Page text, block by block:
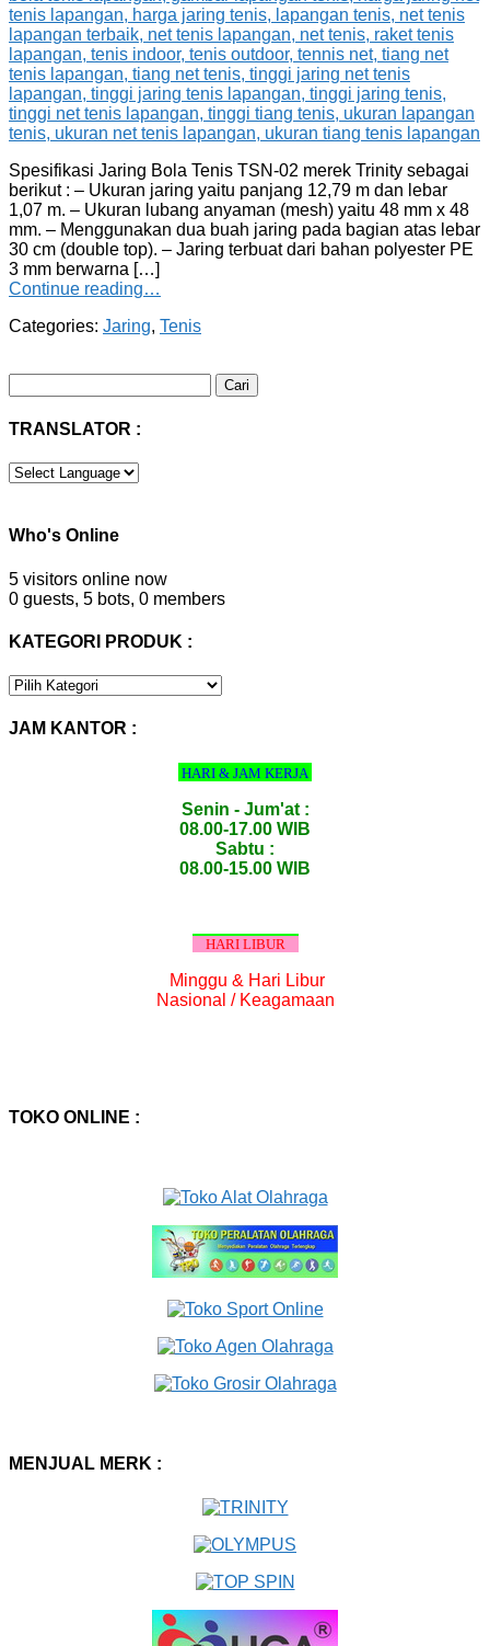
Spesifikasi Jaring Bola Tenis TSN-02 merek Trinity sebagai
berikut : – Ukuran jaring yaitu panjang 12,79 m dan lebar
1,07 m. – Ukuran lubang anyaman (mesh) yaitu 48 mm x 48
mm. – Menggunakan dua buah jaring pada bagian atas lebar
30 cm (double top). – Jaring terbuat dari bahan polyester PE
3 mm berwarna […]
Continue reading…
Categories: Jaring, Tenis
untuk:
TRANSLATOR :
Who's Online
5 visitors online now
0 guests, 5 bots, 0 members
KATEGORI PRODUK :
KATEGORI
JAM KANTOR :
HARI & JAM KERJA
Senin - Jum'at :
08.00-17.00 WIB
Sabtu :
08.00-15.00 WIB
HARI LIBUR
Minggu & Hari Libur
Nasional / Keagamaan
TOKO ONLINE :
MENJUAL MERK :